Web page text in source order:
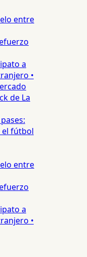
entre
a
•
de La
fútbol
entre
a
•